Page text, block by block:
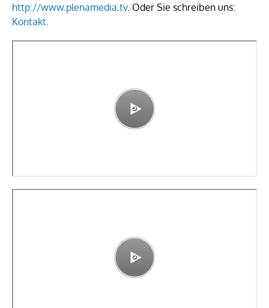
http://www.plenamedia.tv. Oder Sie schreiben uns:
Kontakt.